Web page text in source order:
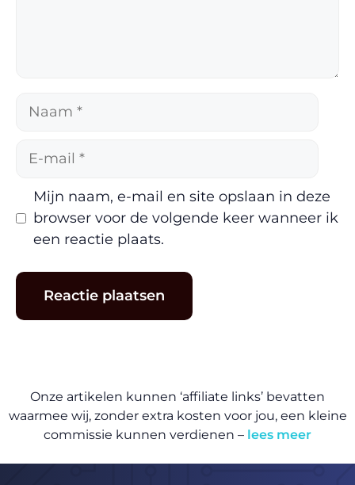
Naam
Mijn naam, e-mail en site opslaan in deze
browser voor de volgende keer wanneer ik
een reactie plaats.
Onze artikelen kunnen ‘affiliate links’ bevatten
waarmee wij, zonder extra kosten voor jou, een kleine
commissie kunnen verdienen – lees meer